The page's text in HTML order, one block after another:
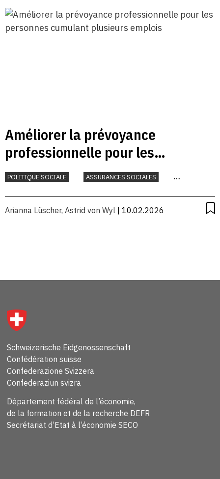
Améliorer la prévoyance
professionnelle pour les
personnes cumulant plusieurs
emplois
POLITIQUE SOCIALE
ASSURANCES SOCIALES
Arianna Lüscher, Astrid von Wyl | 10.02.2026
Schweizerische Eidgenossenschaft
Confédération suisse
Confederazione Svizzera
Confederaziun svizra
Département fédéral de l’économie,
de la formation et de la recherche DEFR
Secrétariat d’Etat à l’économie SECO